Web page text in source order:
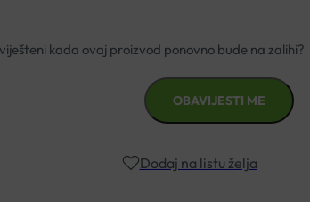
Dodaj na listu želja